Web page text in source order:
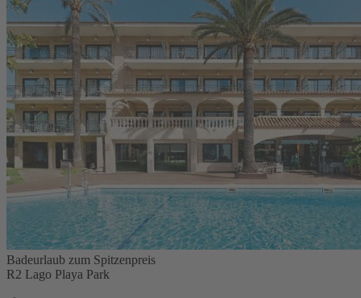
Badeurlaub zum Spitzenpreis
R2 Lago Playa Park